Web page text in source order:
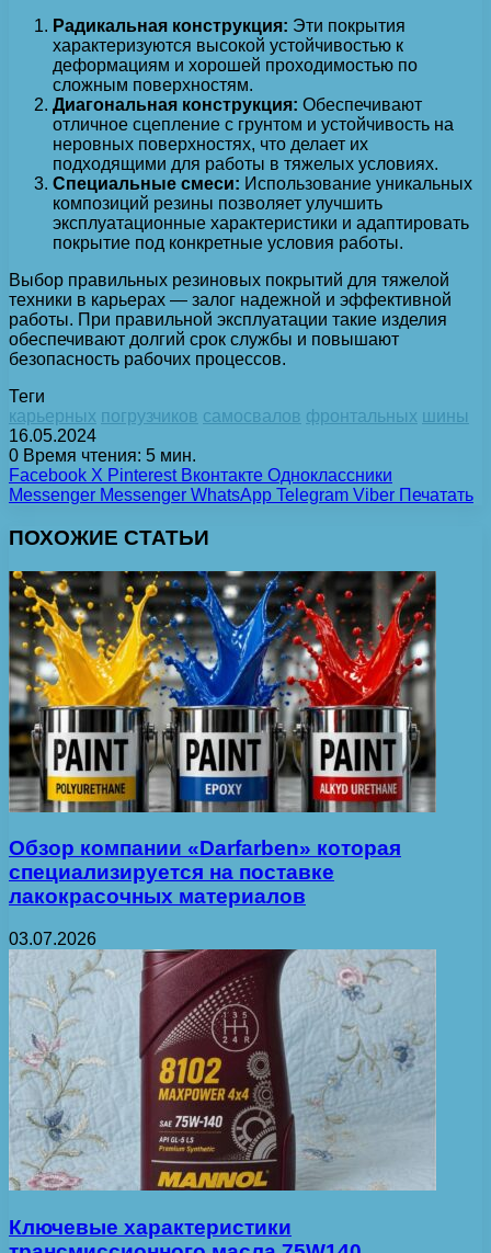
Радикальная конструкция: Эти покрытия
характеризуются высокой устойчивостью к
деформациям и хорошей проходимостью по
сложным поверхностям.
Диагональная конструкция: Обеспечивают
отличное сцепление с грунтом и устойчивость на
неровных поверхностях, что делает их
подходящими для работы в тяжелых условиях.
Специальные смеси: Использование уникальных
композиций резины позволяет улучшить
эксплуатационные характеристики и адаптировать
покрытие под конкретные условия работы.
Выбор правильных резиновых покрытий для тяжелой
техники в карьерах — залог надежной и эффективной
работы. При правильной эксплуатации такие изделия
обеспечивают долгий срок службы и повышают
безопасность рабочих процессов.
Теги
карьерных погрузчиков самосвалов фронтальных шины
16.05.2024
0 Время чтения: 5 мин.
Facebook X Pinterest Вконтакте Одноклассники
Messenger Messenger WhatsApp Telegram Viber Печатать
ПОХОЖИЕ СТАТЬИ
Обзор компании «Darfarben» которая
специализируется на поставке
лакокрасочных материалов
03.07.2026
Ключевые характеристики